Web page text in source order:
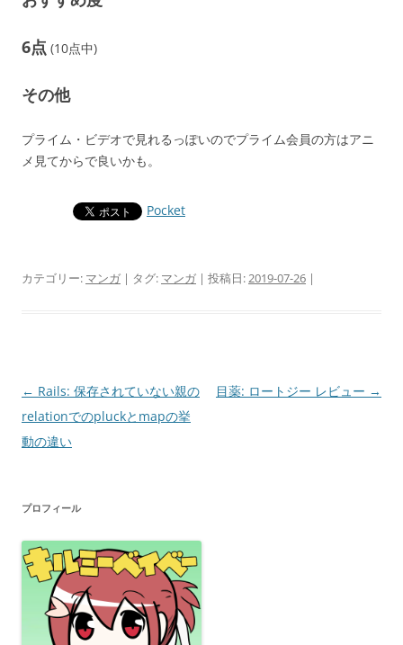
6点 (10点中)
その他
プライム・ビデオで見れるっぽいのでプライム会員の方はアニ
メ見てからで良いかも。
Pocket
カテゴリー: マンガ | タグ: マンガ | 投稿日:2019-07-26 |
投
稿
ナ
ー
シ
ョ
← Rails: 保存されていない親の
relationでのpluckとmapの挙
動の違い
目薬: ロートジー レビュー →
プロフィール